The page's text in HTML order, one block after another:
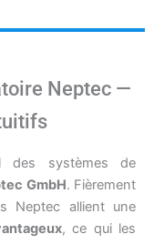
Neptec —
des systèmes de
GmbH. Fièrement
Neptec allient une
, ce qui les